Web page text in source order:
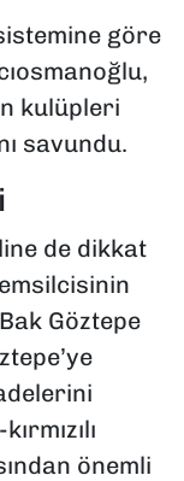
göre
kulüpleri
savundu.
de dikkat
Göztepe
önemli